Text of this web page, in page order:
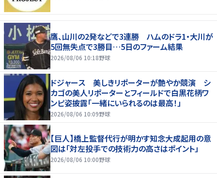
鷹、山川の2発などで3連勝 ハムのドラ1・大川が
5回無失点で3勝目…5日のファーム結果
2026/08/06 10:18野球
ドジャース 美しきリポーターが艶やか競演 シ
カゴの美人リポーターとフィールドで白黒花柄ワ
ンピ姿披露「一緒にいられるのは最高！」
2026/08/06 10:09野球
【巨人】橋上監督代行が明かす知念大成起用の意
図は「対左投手での技術力の高さはポイント」
2026/08/06 10:00野球